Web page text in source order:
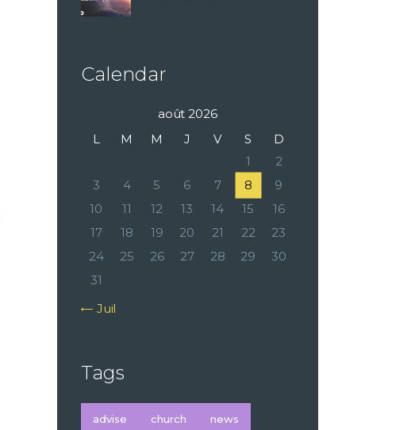
Calendar
août 2026
L
M M J V S
D
1
2
3
4 5 6 7 8
9
10
11 12 13 14 15
16
17
18 19 20 21 22
23
24
25 26 27 28 29
30
31
« Juil
Tags
advise church news